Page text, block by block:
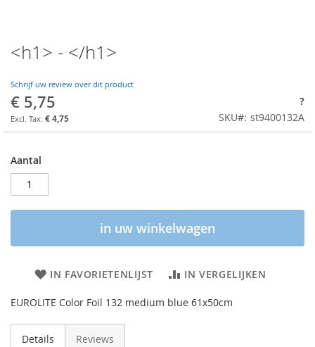
<h1> - </h1>
Schrijf uw review over dit product
€ 5,75
€ 4,75
?
SKU
st9400132A
Aantal
in uw winkelwagen
IN FAVORIETENLIJST IN VERGELIJKEN
EUROLITE Color Foil 132 medium blue 61x50cm
Details Reviews